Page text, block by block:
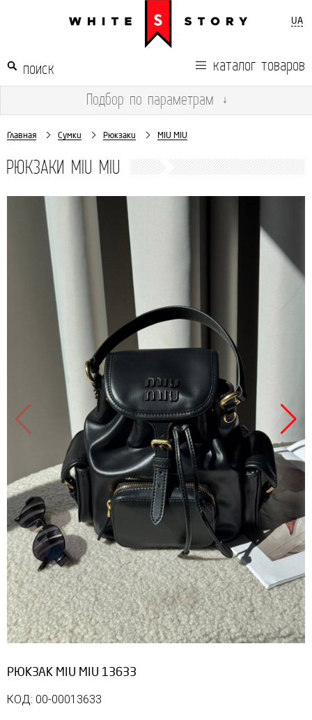
UA
каталог товаров
Подбор по параметрам ↓
Главная Сумки Рюкзаки MIU MIU
РЮКЗАКИ MIU MIU
РЮКЗАК MIU MIU 13633
КОД: 00-00013633